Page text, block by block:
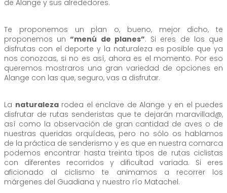
de Alange y sus alrededores.
Te proponemos un plan o, bueno, mejor dicho, te
proponemos un“menú de planes”. Si eres de los que
disfrutas con el deporte y la naturaleza es posible que ya
nos conozcas, si no es así, ahora es el momento. Por eso
queremos mostraros una gran variedad de opciones en
Alange con las que, seguro, vas a disfrutar.
La naturalezarodea el enclave de Alange y en el puedes
disfrutar de rutas senderistas que te dejarán maravillad@,
así como la observación de gran cantidad de aves o de
nuestras queridas orquídeas, pero no sólo os hablamos
de la práctica de senderismo y es que en nuestra comarca
podemos encontrar hasta treinta tipos de rutas ciclistas
con diferentes recorridos y dificultad variada. Si eres
aficionado al ciclismo te animamos a recorrer los
márgenes del Guadiana y nuestro río Matachel.